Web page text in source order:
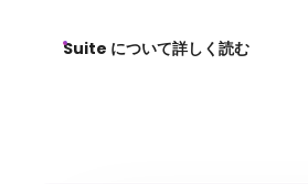
Suite について詳しく読む